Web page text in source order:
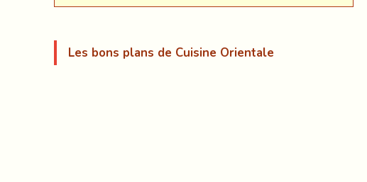
Les bons plans de Cuisine Orientale